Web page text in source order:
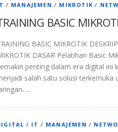
/ MANAJEMEN / MIKROTIK /
BASIC
BASIC MIKROTIK
DASAR Pelatihan Basic
penting dalam era digital ini
salah satu solusi terkemuka
…
/ IT / MANAJEMEN /